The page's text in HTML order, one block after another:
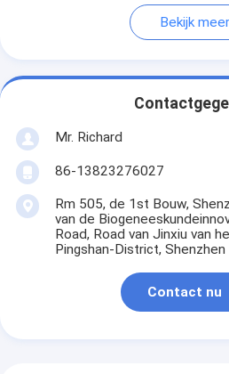
Bekijk meer
Mr. Richard
86-13823276027
Rm 505, de 1st Bouw,
van de
Road, Road van Jinxiu van
Pingshan-District, Shenzhen
Contact nu